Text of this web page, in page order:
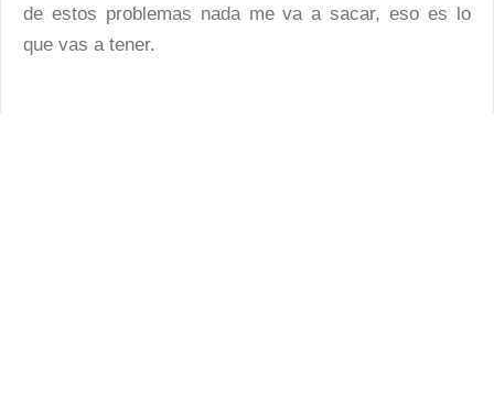
de estos problemas nada me va a sacar, eso es lo
que vas a tener.